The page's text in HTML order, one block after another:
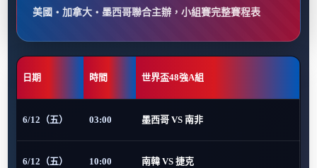
美國・加拿大・墨西哥聯合主辦，小組賽完整賽程表
日期 時間 世界盃48強A組
6/12（五） 03:00 墨西哥 VS 南非
6/12（五） 10:00 南韓 VS 捷克